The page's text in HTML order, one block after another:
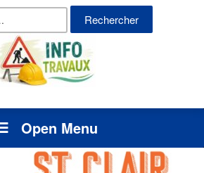
Rechercher :
Open Menu